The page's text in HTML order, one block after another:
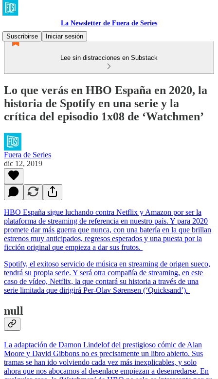
La Newsletter de Fuera de Series
Suscribirse
Iniciar sesión
Lee sin distracciones en Substack
Lo que verás en HBO España en 2020, la
historia de Spotify en una serie y la
crítica del episodio 1x08 de ‘Watchmen’
Fuera de Series
dic 12, 2019
HBO España sigue luchando contra Netflix y Amazon por ser la
plataforma de streaming de referencia en nuestro país. Y para 2020
promete dar más guerra que nunca, con una batería en la que brillan
estrenos muy anticipados, regresos esperados y una puesta por la
ficción original que empieza a dar sus frutos.
Spotify, el exitoso servicio de música en streaming de origen sueco,
tendrá su propia serie. Y será otra compañía de streaming, en este
caso de vídeo, Netflix, la que contará su historia a través de una
serie limitada que dirigirá Per-Olav Sørensen (‘Quicksand’).
null
La adaptación de Damon Lindelof del prestigioso cómic de Alan
Moore y David Gibbons no es precisamente un libro abierto. Sus
tramas se han ido volviendo cada vez más inexplicables, y solo
ahora que nos abocamos al desenlace empiezan a desenredarse. En